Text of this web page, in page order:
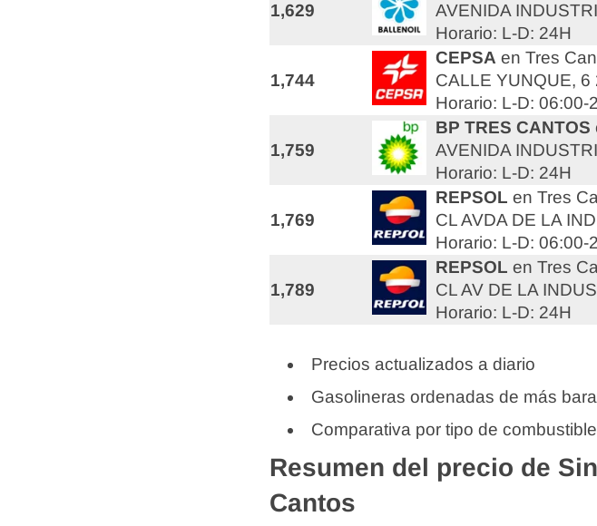
1,629
AVENIDA
Horario: L-D: 24H
1,744
CEPSA en Tres
CALLE YUNQUE, 6
Horario: L-D: 06:00-
1,759
BP TRES CANTOS
AVENIDA
Horario: L-D: 24H
1,769
REPSOL en Tres
CL AVDA DE LA
Horario: L-D: 06:00-
1,789
REPSOL en Tres
CL AV DE LA
Horario: L-D: 24H
Precios actualizados a diario
Gasolineras ordenadas de más
Comparativa por tipo de combustible
Resumen del precio de
Cantos